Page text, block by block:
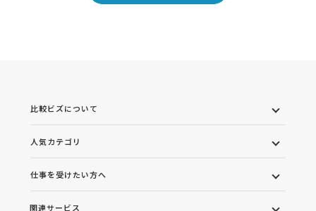
比較ビズについて
人気カテゴリ
仕事を受けたい方へ
関連サービス